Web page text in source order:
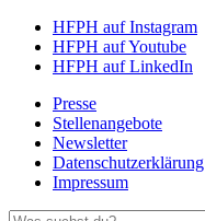
HFPH auf Instagram
HFPH auf Youtube
HFPH auf LinkedIn
Presse
Stellenangebote
Newsletter
Datenschutzerklärung
Impressum